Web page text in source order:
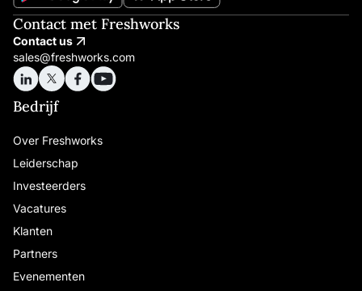
Contact met Freshworks
Contact us
sales@freshworks.com
Bedrijf
Over Freshworks
Leiderschap
Investeerders
Vacatures
Klanten
Partners
Evenementen